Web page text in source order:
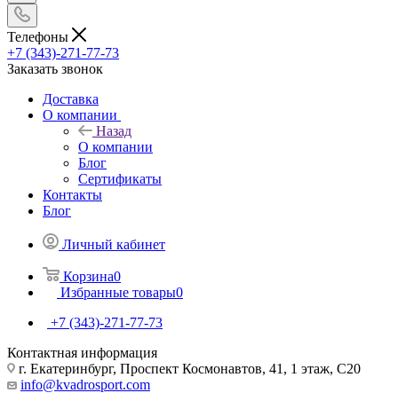
Телефоны
+7 (343)-271-77-73
Заказать звонок
Доставка
О компании
Назад
О компании
Блог
Сертификаты
Контакты
Блог
Личный кабинет
Корзина0
Избранные товары0
+7 (343)-271-77-73
Контактная информация
г. Екатеринбург, Проспект Космонавтов, 41, 1 этаж, С20
info@kvadrosport.com